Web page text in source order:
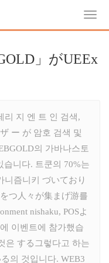
」がUEEx
리 지 엔 트 인 검색,
ー が 암호 검색 및
의 가바나스토
습니다. 트쿤의 70%는
니즘니키 づいており
つ人々が集まげ游를
nishaku, POSよ
이벤트에 참가했습
은 する그렇다고 하는
의 것입니다. WEB3